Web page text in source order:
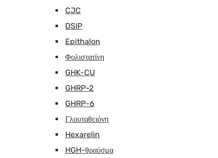
CJC
DSIP
Epithalon
Φολιστατίνη
GHK-CU
GHRP-2
GHRP-6
Γλουταθειόνη
Hexarelin
HGH-θραύσμα